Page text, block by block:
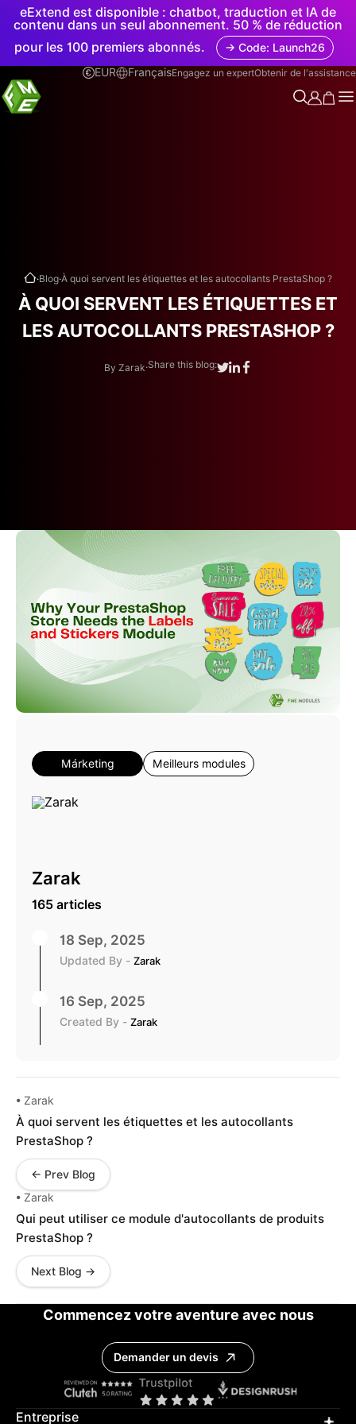
eExtend est disponible : chatbot, traduction et IA de
contenu dans un seul abonnement. 50 % de réduction
pour les 100 premiers abonnés.
→ Code: Launch26
EUR
FrançaisEngagez un expertObtenir de l'assistance
.Blog.À quoi servent les étiquettes et les autocollants PrestaShop ?
À QUOI SERVENT LES ÉTIQUETTES ET
LES AUTOCOLLANTS PRESTASHOP ?
By Zarak.Share this blog:
Márketing Meilleurs modules
Zarak
165 articles
18 Sep, 2025
Updated By - Zarak
16 Sep, 2025
Created By - Zarak
• Zarak
À quoi servent les étiquettes et les autocollants
PrestaShop ?
← Prev Blog
• Zarak
Qui peut utiliser ce module d'autocollants de produits
PrestaShop ?
Next Blog →
Commencez votre aventure avec nous
Demander un devis
Entreprise